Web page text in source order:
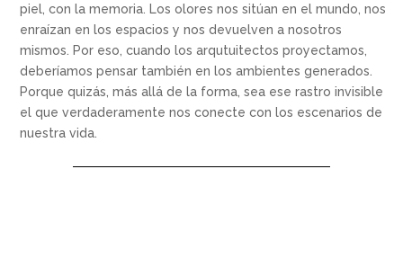
piel, con la memoria. Los olores nos sitúan en el mundo, nos
enraízan en los espacios y nos devuelven a nosotros
mismos. Por eso, cuando los arqutuitectos proyectamos,
deberíamos pensar también en los ambientes generados.
Porque quizás, más allá de la forma, sea ese rastro invisible
el que verdaderamente nos conecte con los escenarios de
nuestra vida.